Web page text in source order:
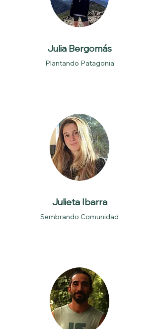
Julia Bergomás
Plantando Patagonia
Julieta Ibarra
Sembrando Comunidad